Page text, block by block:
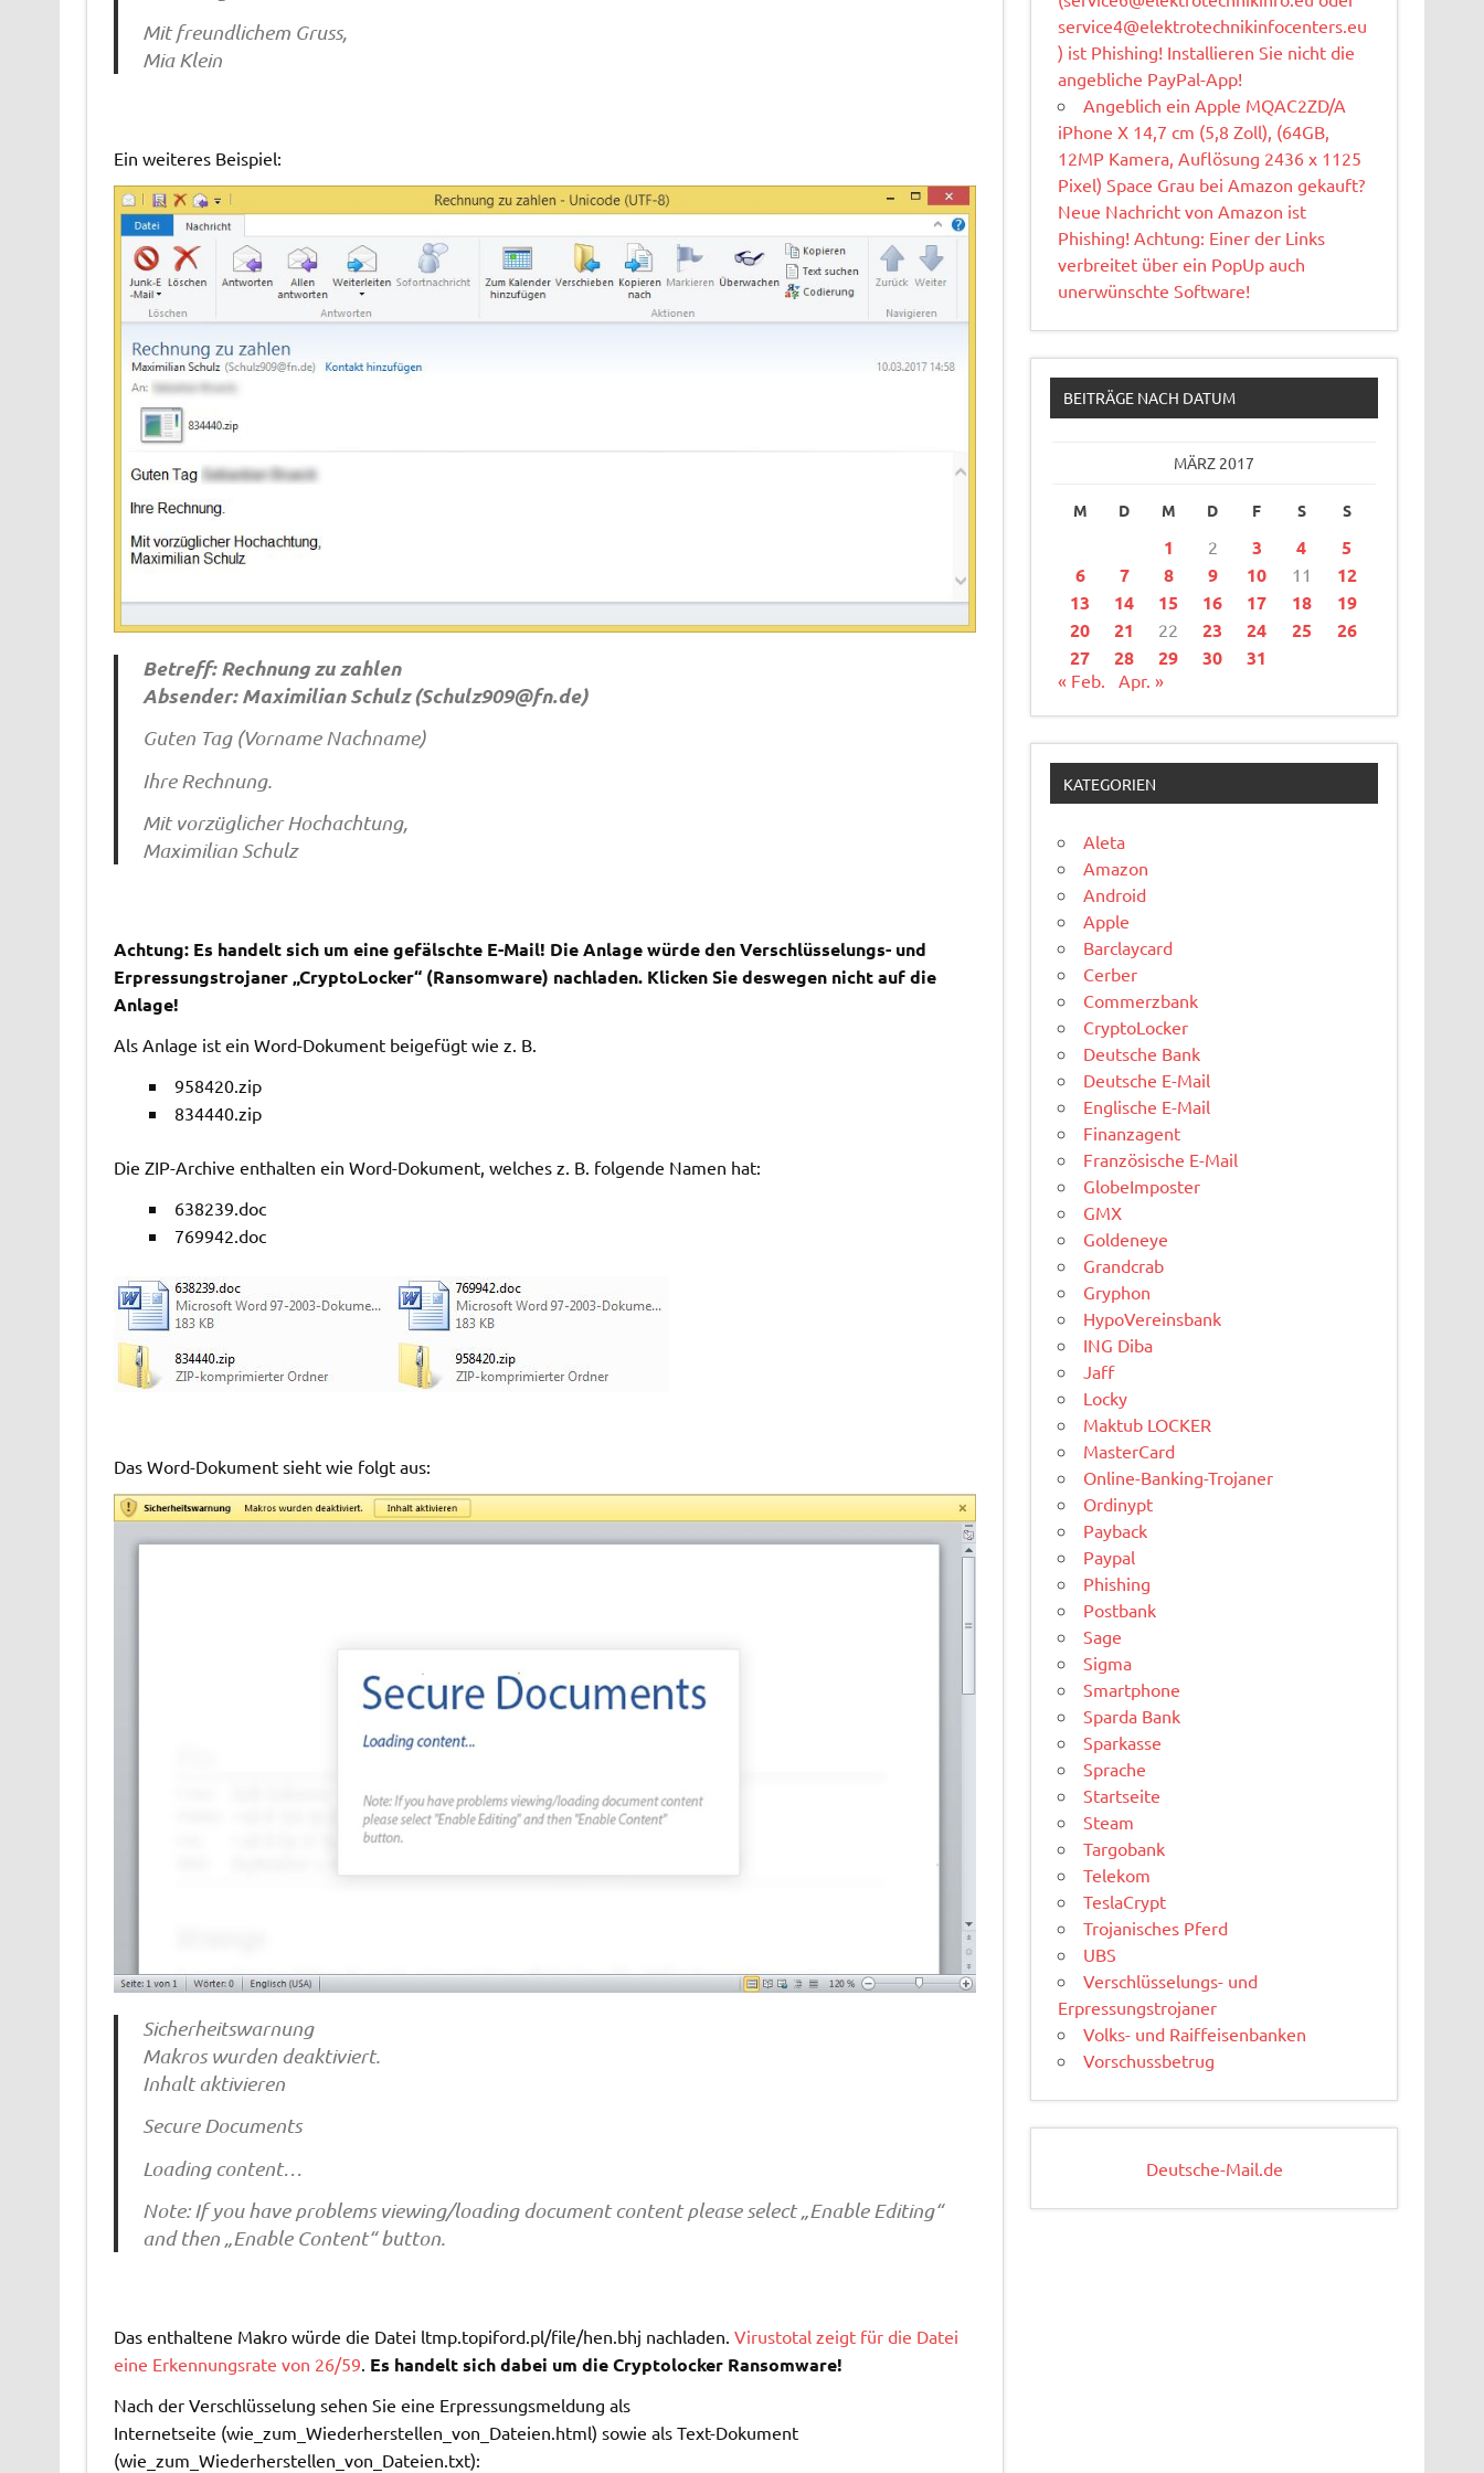
Mit freundlichem Gruss,
Mia Klein
Ein weiteres Beispiel:
Betreff: Rechnung zu zahlen
Absender: Maximilian Schulz (Schulz909@fn.de)
Guten Tag (Vorname Nachname)
Ihre Rechnung.
Mit vorzüglicher Hochachtung,
Maximilian Schulz
Achtung: Es handelt sich um eine gefälschte E-Mail! Die Anlage würde den Verschlüsselungs- und
Erpressungstrojaner „CryptoLocker“ (Ransomware) nachladen. Klicken Sie deswegen nicht auf die
Anlage!
Als Anlage ist ein Word-Dokument beigefügt wie z. B.
958420.zip
834440.zip
Die ZIP-Archive enthalten ein Word-Dokument, welches z. B. folgende Namen hat:
638239.doc
769942.doc
Das Word-Dokument sieht wie folgt aus:
Sicherheitswarnung
Makros wurden deaktiviert.
Inhalt aktivieren
Secure Documents
Loading content…
Note: If you have problems viewing/loading document content please select „Enable Editing“
and then „Enable Content“ button.
Das enthaltene Makro würde die Datei ltmp.topiford.pl/file/hen.bhj nachladen. Virustotal zeigt für die Datei
eine Erkennungsrate von 26/59. Es handelt sich dabei um die Cryptolocker Ransomware!
Nach der Verschlüsselung sehen Sie eine Erpressungsmeldung als
Internetseite (wie_zum_Wiederherstellen_von_Dateien.html) sowie als Text-Dokument
(wie_zum_Wiederherstellen_von_Dateien.txt):
service4@elektrotechnikinfocenters.eu
) ist Phishing! Installieren Sie nicht die
angebliche PayPal-App!
Angeblich ein Apple MQAC2ZD/A
iPhone X 14,7 cm (5,8 Zoll), (64GB,
12MP Kamera, Auflösung 2436 x 1125
Pixel) Space Grau bei Amazon gekauft?
Neue Nachricht von Amazon ist
Phishing! Achtung: Einer der Links
verbreitet über ein PopUp auch
unerwünschte Software!
BEITRÄGE NACH DATUM
MÄRZ 2017
M D M D F S S
1 2 3 4
5
6
7 8 9 10 11
12
13
14 15 16 17 18
19
20
21 22 23 24 25
26
27
28 29 30 31
« Feb. Apr. »
KATEGORIEN
Aleta
Amazon
Android
Apple
Barclaycard
Cerber
Commerzbank
CryptoLocker
Deutsche Bank
Deutsche E-Mail
Englische E-Mail
Finanzagent
Französische E-Mail
GlobeImposter
GMX
Goldeneye
Grandcrab
Gryphon
HypoVereinsbank
ING Diba
Jaff
Locky
Maktub LOCKER
MasterCard
Online-Banking-Trojaner
Ordinypt
Payback
Paypal
Phishing
Postbank
Sage
Sigma
Smartphone
Sparda Bank
Sparkasse
Sprache
Startseite
Steam
Targobank
Telekom
TeslaCrypt
Trojanisches Pferd
UBS
Verschlüsselungs- und
Erpressungstrojaner
Volks- und Raiffeisenbanken
Vorschussbetrug
Deutsche-Mail.de